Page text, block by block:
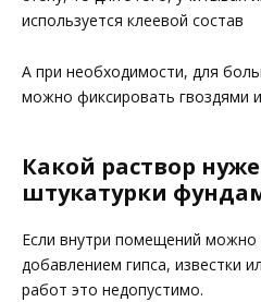
используется клеевой состав
А при необходимости, для
можно фиксировать гвоздями
Какой раствор
штукатурки
Если внутри помещений можно
добавлением гипса, известки
работ это недопустимо.